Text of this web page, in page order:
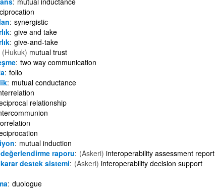
synergistic
give and take
give-and-take
(Hukuk) mutual trust
two way communication
folio
mutual conductance
relationship
mutual induction
değerlendirme raporu (Askeri) interoperability assessment report
karar destek sistemi (Askeri) interoperability decision support
duologue